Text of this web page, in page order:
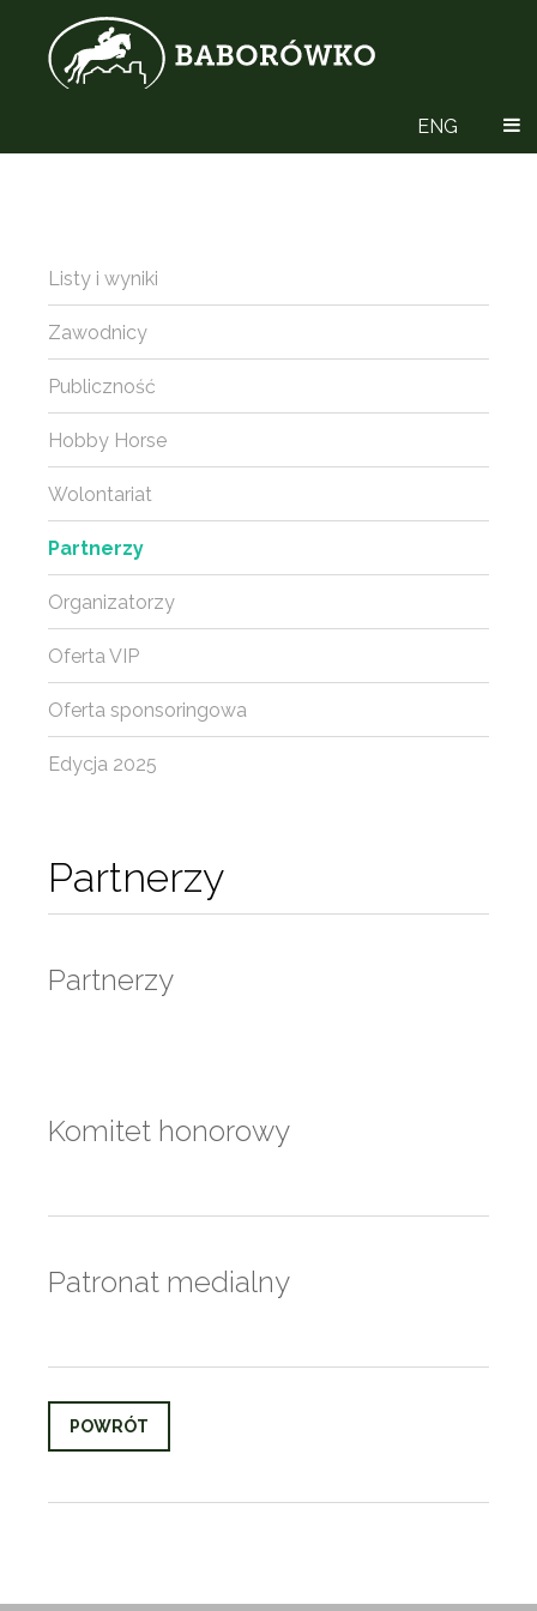
ENG
Partnerzy
Partnerzy
Komitet honorowy
Patronat medialny
POWRÓT
Listy i wyniki
Zawodnicy
Publiczność
Hobby Horse
Wolontariat
Partnerzy
Organizatorzy
Oferta VIP
Oferta sponsoringowa
Edycja 2025